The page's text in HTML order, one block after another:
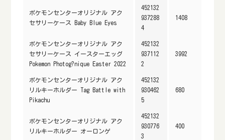
ポケモンセンターオリジナル アク
セサリーケース Baby Blue Eyes
452132
937288
4
1408
ポケモンセンターオリジナル アク
セサリーケース イースターエッグ
Pokemon Photog?nique Easter 2022
452132
937112
2
3992
ポケモンセンターオリジナル アク
リルキーホルダー Tag Battle with
Pikachu
452132
930462
5
680
ポケモンセンターオリジナル アク
リルキーホルダー オーロンゲ
452132
930776
3
400